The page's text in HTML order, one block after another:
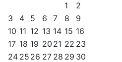
1
2
3
4 5 6 7 8
9
10 11 12 13 14 15 16
17 18 19 20 21 22 23
24 25 26 27 28 29 30